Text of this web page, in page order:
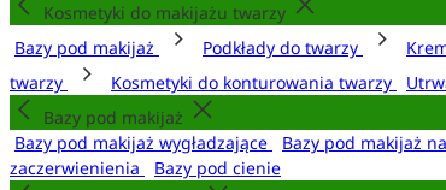
Kosmetyki do makijażu twarzy
Bazy pod makijaż
Podkłady do twarzy
twarzy
Kosmetyki do konturowania twarzy
Bazy pod makijaż
Bazy pod makijaż wygładzające
Bazy pod makijaż
zaczerwienienia
Bazy pod cienie